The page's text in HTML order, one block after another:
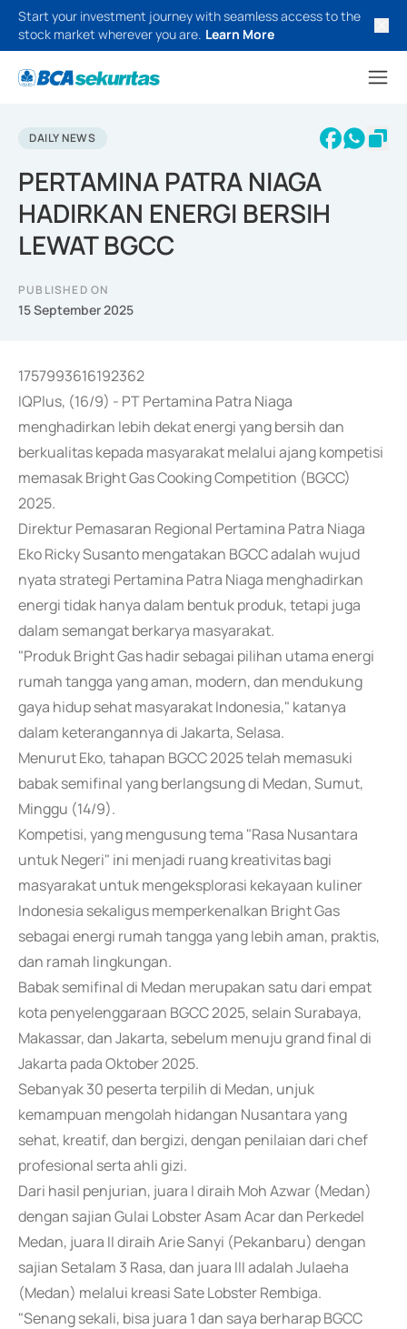
Start your investment journey with seamless access to the
stock market wherever you are. Learn More
DAILY NEWS
PERTAMINA PATRA NIAGA
HADIRKAN ENERGI BERSIH
LEWAT BGCC
PUBLISHED ON
15 September 2025
1757993616192362
IQPlus, (16/9) - PT Pertamina Patra Niaga
menghadirkan lebih dekat energi yang bersih dan
berkualitas kepada masyarakat melalui ajang kompetisi
memasak Bright Gas Cooking Competition (BGCC)
2025.
Direktur Pemasaran Regional Pertamina Patra Niaga
Eko Ricky Susanto mengatakan BGCC adalah wujud
nyata strategi Pertamina Patra Niaga menghadirkan
energi tidak hanya dalam bentuk produk, tetapi juga
dalam semangat berkarya masyarakat.
"Produk Bright Gas hadir sebagai pilihan utama energi
rumah tangga yang aman, modern, dan mendukung
gaya hidup sehat masyarakat Indonesia," katanya
dalam keterangannya di Jakarta, Selasa.
Menurut Eko, tahapan BGCC 2025 telah memasuki
babak semifinal yang berlangsung di Medan, Sumut,
Minggu (14/9).
Kompetisi, yang mengusung tema "Rasa Nusantara
untuk Negeri" ini menjadi ruang kreativitas bagi
masyarakat untuk mengeksplorasi kekayaan kuliner
Indonesia sekaligus memperkenalkan Bright Gas
sebagai energi rumah tangga yang lebih aman, praktis,
dan ramah lingkungan.
Babak semifinal di Medan merupakan satu dari empat
kota penyelenggaraan BGCC 2025, selain Surabaya,
Makassar, dan Jakarta, sebelum menuju grand final di
Jakarta pada Oktober 2025.
Sebanyak 30 peserta terpilih di Medan, unjuk
kemampuan mengolah hidangan Nusantara yang
sehat, kreatif, dan bergizi, dengan penilaian dari chef
profesional serta ahli gizi.
Dari hasil penjurian, juara I diraih Moh Azwar (Medan)
dengan sajian Gulai Lobster Asam Acar dan Perkedel
Medan, juara II diraih Arie Sanyi (Pekanbaru) dengan
sajian Setalam 3 Rasa, dan juara III adalah Julaeha
(Medan) melalui kreasi Sate Lobster Rembiga.
"Senang sekali, bisa juara 1 dan saya berharap BGCC